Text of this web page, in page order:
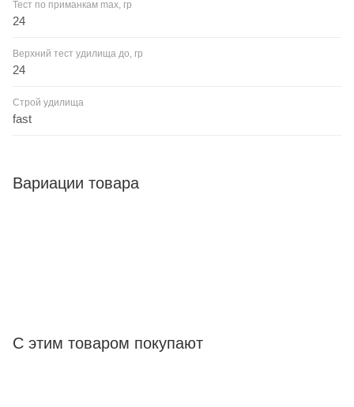
Тест по приманкам max, гр
24
Верхний тест удилища до, гр
24
Строй удилища
fast
Вариации товара
С этим товаром покупают